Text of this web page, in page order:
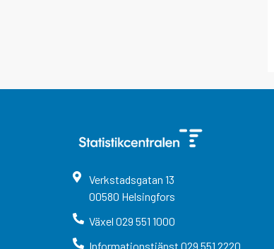
Verkstadsgatan 13
00580 Helsingfors
Växel 029 551 1000
Informationstjänst 029 551 2220